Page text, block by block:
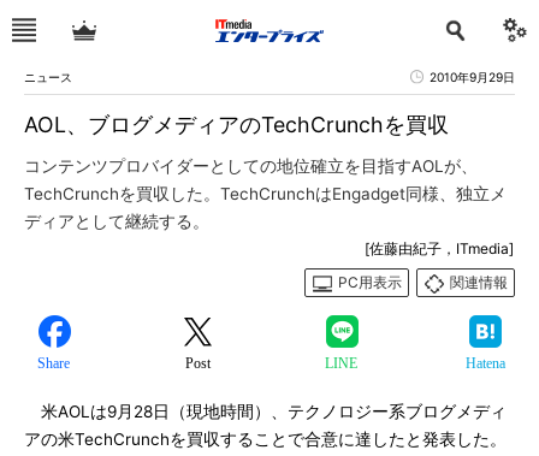
ニュース 2010年9月29日
AOL、ブログメディアのTechCrunchを買収
コンテンツプロバイダーとしての地位確立を目指すAOLが、
TechCrunchを買収した。TechCrunchはEngadget同様、独立メ
ディアとして継続する。
[佐藤由紀子，ITmedia]
PC用表示
関連情報
Share Post LINE Hatena
米AOLは9月28日（現地時間）、テクノロジー系ブログメディ
アの米TechCrunchを買収することで合意に達したと発表した。